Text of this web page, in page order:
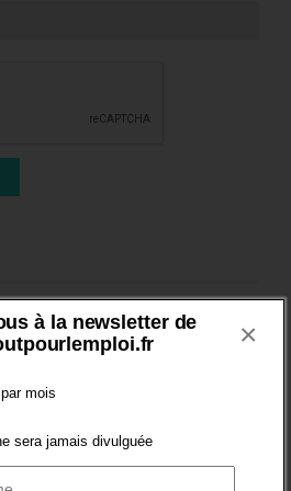
à la newsletter de
mois
sera jamais divulguée
×
EN 2024